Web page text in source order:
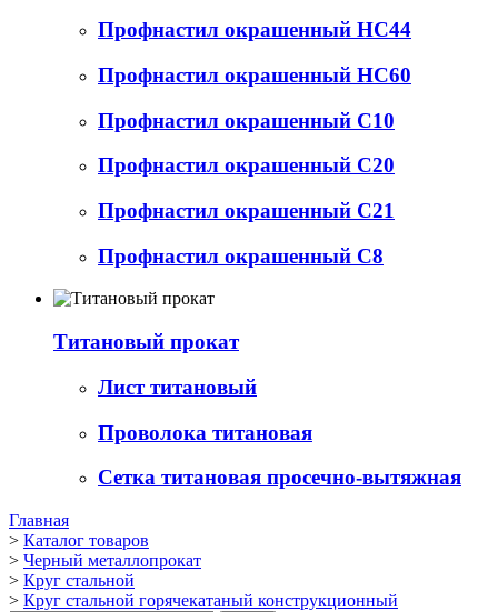
Профнастил окрашенный НС44
Профнастил окрашенный НС60
Профнастил окрашенный С10
Профнастил окрашенный С20
Профнастил окрашенный С21
Профнастил окрашенный С8
Титановый прокат
Лист титановый
Проволока титановая
Сетка титановая просечно-вытяжная
Главная
> Каталог товаров
> Черный металлопрокат
> Круг стальной
> Круг стальной горячекатаный конструкционный